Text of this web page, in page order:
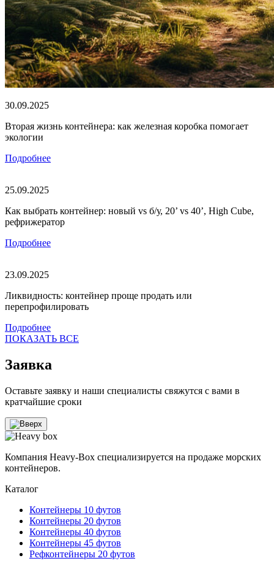
30.09.2025
Вторая жизнь контейнера: как железная коробка помогает
экологии
Подробнее
25.09.2025
Как выбрать контейнер: новый vs б/у, 20’ vs 40’, High Cube,
рефрижератор
Подробнее
23.09.2025
Ликвидность: контейнер проще продать или
перепрофилировать
Подробнее
ПОКАЗАТЬ ВСЕ
Заявка
Оставьте заявку и наши специалисты свяжутся с вами в
кратчайшие сроки
Компания Heavy-Box специализируется на продаже морских
контейнеров.
Каталог
Контейнеры 10 футов
Контейнеры 20 футов
Контейнеры 40 футов
Контейнеры 45 футов
Рефконтейнеры 20 футов